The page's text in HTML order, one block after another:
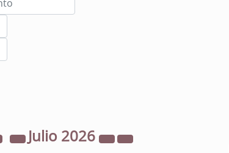
Julio 2026